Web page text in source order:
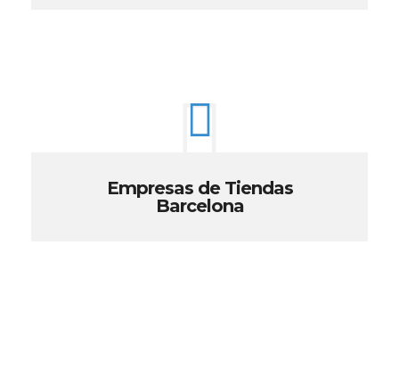
Empresas de Tiendas
Barcelona